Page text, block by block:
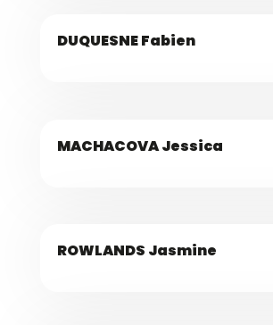
DUQUESNE Fabien
MACHACOVA Jessica
ROWLANDS Jasmine